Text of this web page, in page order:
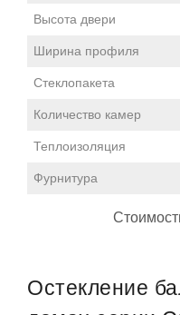
Высота двери
Ширина профиля
Стеклопакета
Количество камер
Теплоизоляция
Фурнитура
Остекление